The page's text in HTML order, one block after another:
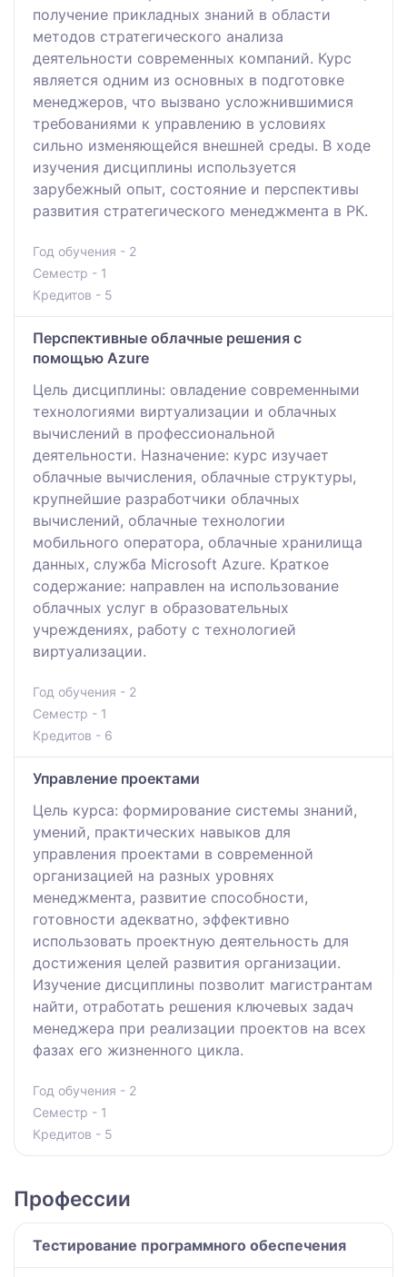
получение прикладных знаний в области
методов стратегического анализа
деятельности современных компаний. Курс
является одним из основных в подготовке
менеджеров, что вызвано усложнившимися
требованиями к управлению в условиях
сильно изменяющейся внешней среды. В ходе
изучения дисциплины используется
зарубежный опыт, состояние и перспективы
развития стратегического менеджмента в РК.
Год обучения - 2
Семестр - 1
Кредитов - 5
Перспективные облачные решения с
помощью Azure
Цель дисциплины: овладение современными
технологиями виртуализации и облачных
вычислений в профессиональной
деятельности. Назначение: курс изучает
облачные вычисления, облачные структуры,
крупнейшие разработчики облачных
вычислений, облачные технологии
мобильного оператора, облачные хранилища
данных, служба Microsoft Azure. Краткое
содержание: направлен на использование
облачных услуг в образовательных
учреждениях, работу с технологией
виртуализации.
Год обучения - 2
Семестр - 1
Кредитов - 6
Управление проектами
Цель курса: формирование системы знаний,
умений, практических навыков для
управления проектами в современной
организацией на разных уровнях
менеджмента, развитие способности,
готовности адекватно, эффективно
использовать проектную деятельность для
достижения целей развития организации.
Изучение дисциплины позволит магистрантам
найти, отработать решения ключевых задач
менеджера при реализации проектов на всех
фазах его жизненного цикла.
Год обучения - 2
Семестр - 1
Кредитов - 5
Профессии
Тестирование программного обеспечения